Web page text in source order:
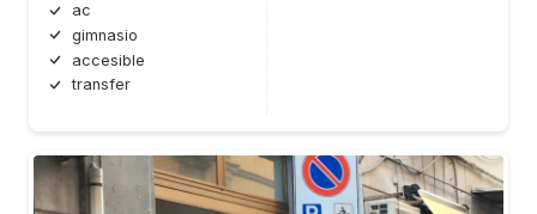
ac
gimnasio
accesible
transfer